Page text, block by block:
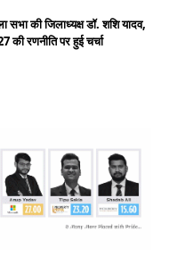
सभा की जिलाध्यक्ष डॉ. शशि यादव,
की रणनीति पर हुई चर्चा